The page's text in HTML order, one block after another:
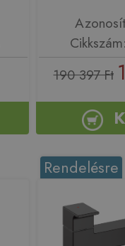
190 397 Ft
Rendelésre